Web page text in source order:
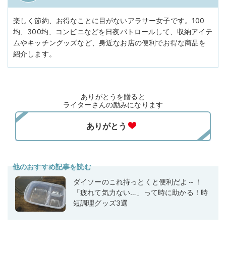
楽しく節約、お得なことに目がないアラサー女子です。100
均、300均、コンビニなどを日夜パトロールして、収納アイテ
ムやキッチングッズなど、身近なお店の便利でお得な商品を
紹介します。
ありがとうを贈ると
ライターさんの励みになります
他のおすすめ記事を読む
ダイソーのこれ持っとくと便利だよ～！
「疲れて気力ない…」って時に助かる！時
短調理グッズ3選